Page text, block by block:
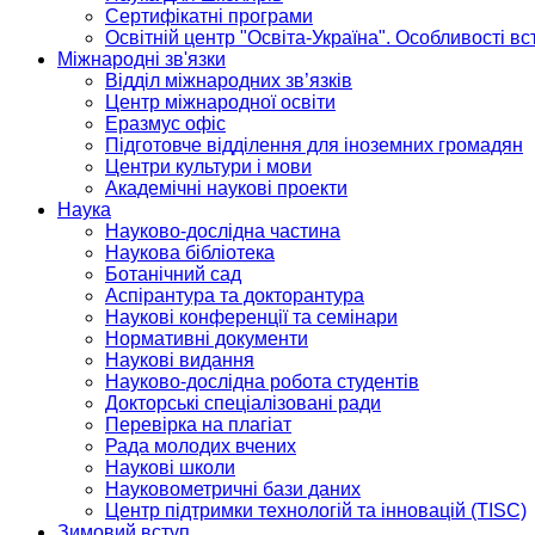
Сертифікатні програми
Освітній центр "Освіта-Україна". Особливості
Міжнародні зв'язки
Відділ міжнародних зв’язків
Центр міжнародної освіти
Еразмус офіс
Підготовче відділення для іноземних громадян
Центри культури і мови
Академічні наукові проекти
Наука
Науково-дослідна частина
Наукова бібліотека
Ботанічний сад
Аспірантура та докторантура
Наукові конференції та семінари
Нормативні документи
Наукові видання
Науково-дослідна робота студентів
Докторські спеціалізовані ради
Перевірка на плагіат
Рада молодих вчених
Наукові школи
Науковометричні бази даних
Центр підтримки технологій та інновацій (TISC)